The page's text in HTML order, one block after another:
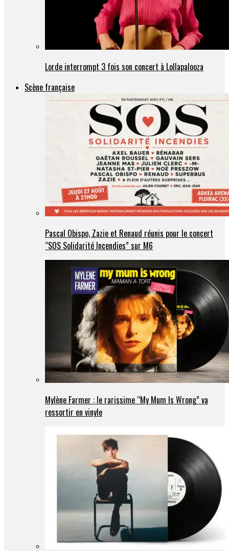
Lorde interrompt 3 fois son concert à Lollapalooza
Scène française
Pascal Obispo, Zazie et Renaud réunis pour le concert
“SOS Solidarité Incendies” sur M6
Mylène Farmer : le rarissime “My Mum Is Wrong” va
ressortir en vinyle